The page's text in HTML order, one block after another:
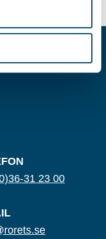
31 23 00